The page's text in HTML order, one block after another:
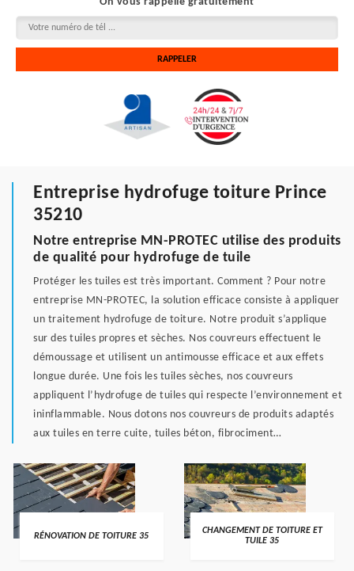
Entreprise hydrofuge toiture Prince
35210
Notre entreprise MN-PROTEC utilise des produits
de qualité pour hydrofuge de tuile
Protéger les tuiles est très important. Comment ? Pour notre
entreprise MN-PROTEC, la solution efficace consiste à appliquer
un traitement hydrofuge de toiture. Notre produit s’applique
sur des tuiles propres et sèches. Nos couvreurs effectuent le
démoussage et utilisent un antimousse efficace et aux effets
longue durée. Une fois les tuiles sèches, nos couvreurs
appliquent l’hydrofuge de tuiles qui respecte l’environnement et
ininflammable. Nous dotons nos couvreurs de produits adaptés
aux tuiles en terre cuite, tuiles béton, fibrociment…
RÉNOVATION DE TOITURE 35
CHANGEMENT DE TOITURE ET
TUILE 35